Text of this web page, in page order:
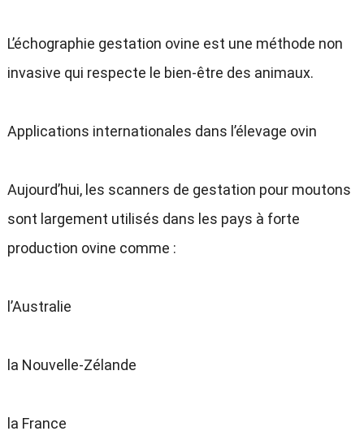
L’échographie gestation ovine est une méthode non
invasive qui respecte le bien-être des animaux.
Applications internationales dans l’élevage ovin
Aujourd’hui, les scanners de gestation pour moutons
sont largement utilisés dans les pays à forte
production ovine comme :
l’Australie
la Nouvelle-Zélande
la France